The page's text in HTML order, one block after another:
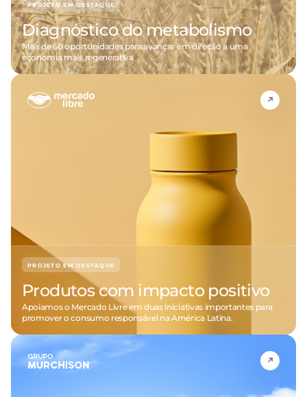
PROJETO EM DESTAQUE
Diagnóstico do metabolismo
Mais de 60 oportunidades para avançar em direção a uma
economia mais regenerativa
PROJETO EM DESTAQUE
Produtos com impacto positivo
Apoiamos o Mercado Livre em duas iniciativas importantes para
promover o consumo responsável na América Latina.